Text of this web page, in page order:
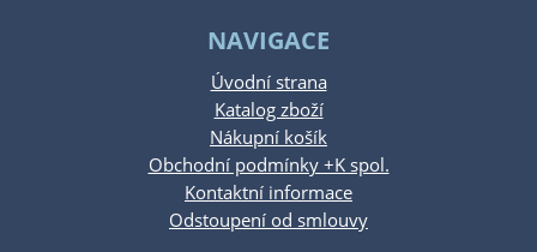
NAVIGACE
Úvodní strana
Katalog zboží
Nákupní košík
Obchodní podmínky +K spol.
Kontaktní informace
Odstoupení od smlouvy